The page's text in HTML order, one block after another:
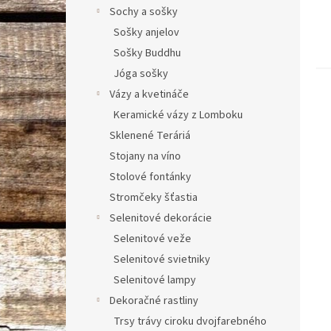
Sochy a sošky
Sošky anjelov
Sošky Buddhu
Jóga sošky
Vázy a kvetináče
Keramické vázy z Lomboku
Sklenené Teráriá
Stojany na víno
Stolové fontánky
Stromčeky šťastia
Selenitové dekorácie
Selenitové veže
Selenitové svietniky
Selenitové lampy
Dekoračné rastliny
Trsy trávy ciroku dvojfarebného